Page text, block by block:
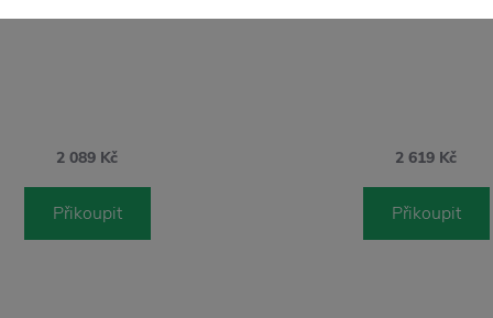
2 089 Kč
Přikoupit
2 619 Kč
Přikoupit